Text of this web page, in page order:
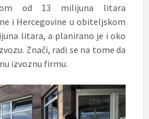
od 13 milijuna litara
i Hercegovine u obiteljskom
litara, a planirano je i oko
Znači, radi se na tome da
izvoznu firmu.